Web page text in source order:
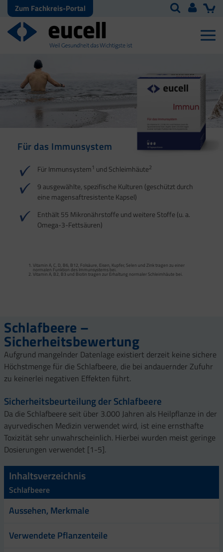
Zum Fachkreis-Portal
Für das Immunsystem
Für Immunsystem1 und Schleimhäute2
9 ausgewählte, spezifische Kulturen (geschützt durch
eine magensaftresistente Kapsel)
Enthält 55 Mikronährstoffe und weitere Stoffe (u. a.
Omega-3-Fettsäuren)
Vitamin A, C, D, B6, B12, Folsäure, Eisen, Kupfer, Selen und Zink tragen zu einer
normalen Funktion des Immunsystems bei.
Vitamin A, B2, B3 und Biotin tragen zur Erhaltung normaler Schleimhäute bei.
Für Haut, Haare und
4
Vitamin A, Beta-Carotin, Vitamine B2, B3, Biotin und Zink tragen zur Erhaltung
Für Ihre natürliche
normalen Stoffwechsel von Makronährstoffen bei.
Vitamin B2 und Biotin tragen zur Erhaltung normaler Schleimhäute (einschließlich
Darmschleimhaut) bei.
Vitamin D und Zink tragen zur normalen Funktion des Immunsystems bei.
Schlafbeere –
Sicherheitsbewertung
Aufgrund mangelnder Datenlage existiert derzeit keine sichere
Höchstmenge für die Schlafbeere, die bei andauernder Zufuhr
zu keinerlei negativen Effekten führt.
Sicherheitsbeurteilung der Schlafbeere
Da die Schlafbeere seit über 3.000 Jahren als Heilpflanze in der
ayurvedischen Medizin verwendet wird, ist eine ernsthafte
Toxizität sehr unwahrscheinlich. Hierbei wurden meist geringe
Dosierungen verwendet [1-5].
Inhaltsverzeichnis
Schlafbeere
Aussehen, Merkmale
Verwendete Pflanzenteile